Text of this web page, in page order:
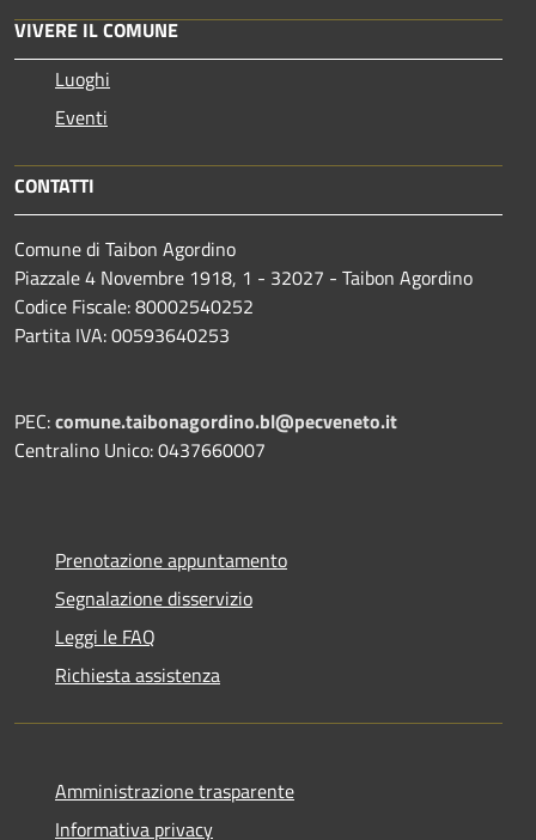
VIVERE IL COMUNE
Luoghi
Eventi
CONTATTI
Comune di Taibon Agordino
Piazzale 4 Novembre 1918, 1 - 32027 - Taibon Agordino
Codice Fiscale: 80002540252
Partita IVA: 00593640253
PEC:comune.taibonagordino.bl@pecveneto.it
Centralino Unico: 0437660007
Prenotazione appuntamento
Segnalazione disservizio
Leggi le FAQ
Richiesta assistenza
Amministrazione trasparente
Informativa privacy